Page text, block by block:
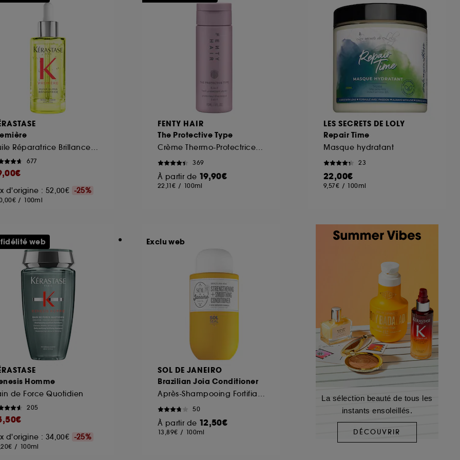
677
d'origine : 52,00€ -25%
/ 100ml
FENTY HAIR
The Protective Type
369
À partir de 19,90€
22,11€ / 100ml
LES SECRETS DE LOLY
Repair Time
Masque hydratant
23
22,00€
9,57€ / 100ml
Homme
de Force Quotidien
205
d'origine : 34,00€ -25%
/ 100ml
fidélité web
SOL DE JANEIRO
Brazilian Joia Conditioner
50
À partir de 12,50€
13,89€ / 100ml
Exclu web
La sélection beauté de tous les
instants ensoleillés.
DÉCOUVRIR
et la lecture de ces traceurs requiert votre accord. Vous pouvez personnaliser vos choix concernant
mes choix" ci-dessous ou décider de "tout accepter". Sephora pourra associer les
Cookies, pour les finalités acceptées, avec les données personnelles collectées ou générées lors
refuser tous les cookies, cliques sur "continuer sans accepter". Voous pouvez à tout moment choisir
obtenir plus d'information sur les cookies utilisés,
cliquez